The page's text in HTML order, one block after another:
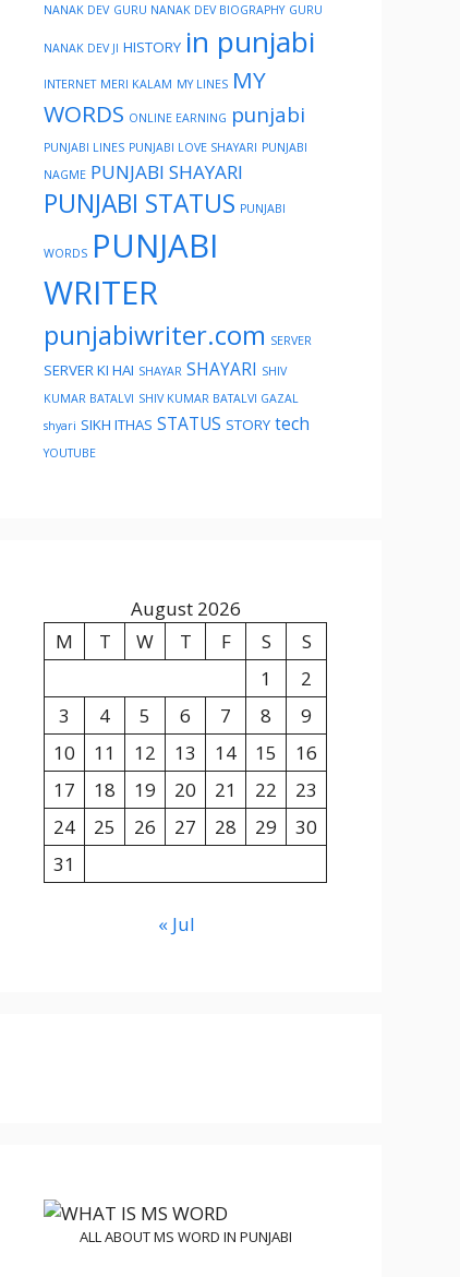
NANAK DEV GURU NANAK DEV BIOGRAPHY GURU
NANAK DEV JI HISTORY in punjabi
INTERNET MERI KALAM MY LINES MY
WORDS ONLINE EARNING punjabi
PUNJABI LINES PUNJABI LOVE SHAYARI PUNJABI
NAGME PUNJABI SHAYARI
PUNJABI STATUS PUNJABI
WORDS PUNJABI
WRITER
punjabiwriter.com SERVER
SERVER KI HAI SHAYAR SHAYARI SHIV
KUMAR BATALVI SHIV KUMAR BATALVI GAZAL
shyari SIKH ITHAS STATUS STORY tech
YOUTUBE
August 2026
M
T W T F S
S
1
2
3
4 5 6 7 8
9
10
11 12 13 14 15
16
17
18 19 20 21 22
23
24
25 26 27 28 29
30
31
« Jul
ALL ABOUT MS WORD IN PUNJABI